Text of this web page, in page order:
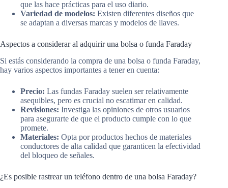
que las hace prácticas para el uso diario.
Variedad de modelos: Existen diferentes diseños que
se adaptan a diversas marcas y modelos de llaves.
Aspectos a considerar al adquirir una bolsa o funda Faraday
Si estás considerando la compra de una bolsa o funda Faraday,
hay varios aspectos importantes a tener en cuenta:
Precio: Las fundas Faraday suelen ser relativamente
asequibles, pero es crucial no escatimar en calidad.
Revisiones: Investiga las opiniones de otros usuarios
para asegurarte de que el producto cumple con lo que
promete.
Materiales: Opta por productos hechos de materiales
conductores de alta calidad que garanticen la efectividad
del bloqueo de señales.
¿Es posible rastrear un teléfono dentro de una bolsa Faraday?